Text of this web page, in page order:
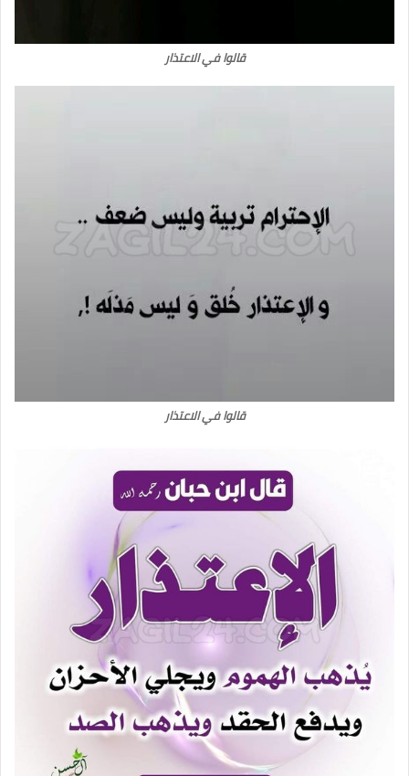
قالوا في الاعتذار
قالوا في الاعتذار